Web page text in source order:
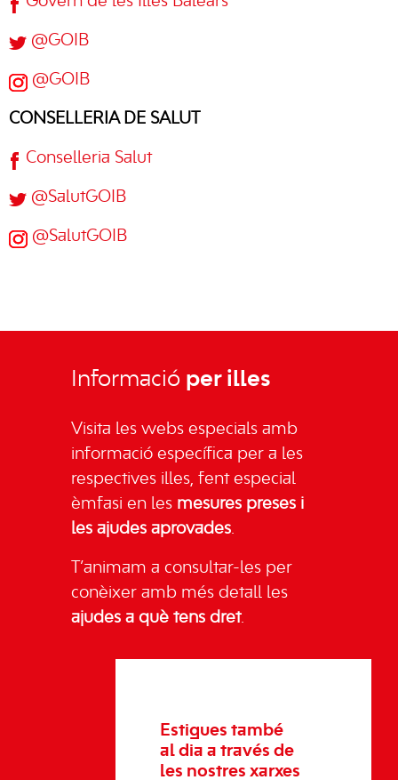
@GOIB
@GOIB
CONSELLERIA DE SALUT
Conselleria Salut
@SalutGOIB
@SalutGOIB
Informació per illes
Visita les webs especials amb
informació específica per a les
respectives illes, fent especial
èmfasi en les mesures preses i
les ajudes aprovades.
T’animam a consultar-les per
conèixer amb més detall les
ajudes a què tens dret.
Estigues també
al dia a través de
les nostres xarxes